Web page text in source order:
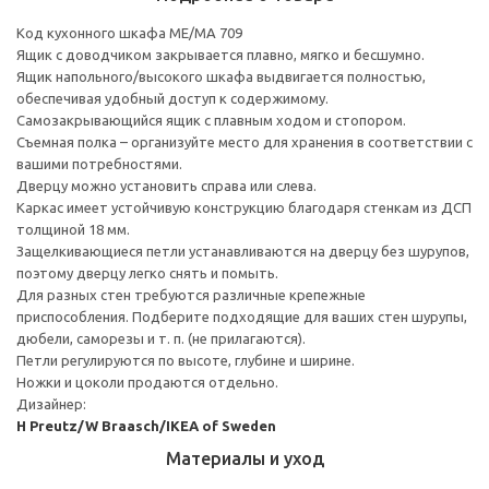
Код кухонного шкафа ME/MA 709
Ящик с доводчиком закрывается плавно, мягко и бесшумно.
Ящик напольного/высокого шкафа выдвигается полностью,
обеспечивая удобный доступ к содержимому.
Cамозакрывающийся ящик с плавным ходом и стопором.
Съемная полка – организуйте место для хранения в соответствии с
вашими потребностями.
Дверцу можно установить справа или слева.
Каркас имеет устойчивую конструкцию благодаря стенкам из ДСП
толщиной 18 мм.
Защелкивающиеся петли устанавливаются на дверцу без шурупов,
поэтому дверцу легко снять и помыть.
Для разных стен требуются различные крепежные
приспособления. Подберите подходящие для ваших стен шурупы,
дюбели, саморезы и т. п. (не прилагаются).
Петли регулируются по высоте, глубине и ширине.
Ножки и цоколи продаются отдельно.
Дизайнер:
H Preutz/W Braasch/IKEA of Sweden
Материалы и уход